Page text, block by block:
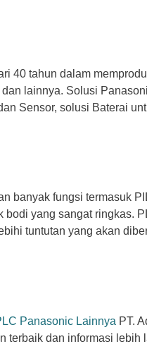
40 tahun dalam
lainnya. Solusi
Sensor, solusi Baterai
banyak fungsi termasuk
bodi yang sangat ringkas.
tuntutan yang akan
Panasonic Lainnya PT.
terbaik dan informasi lebih